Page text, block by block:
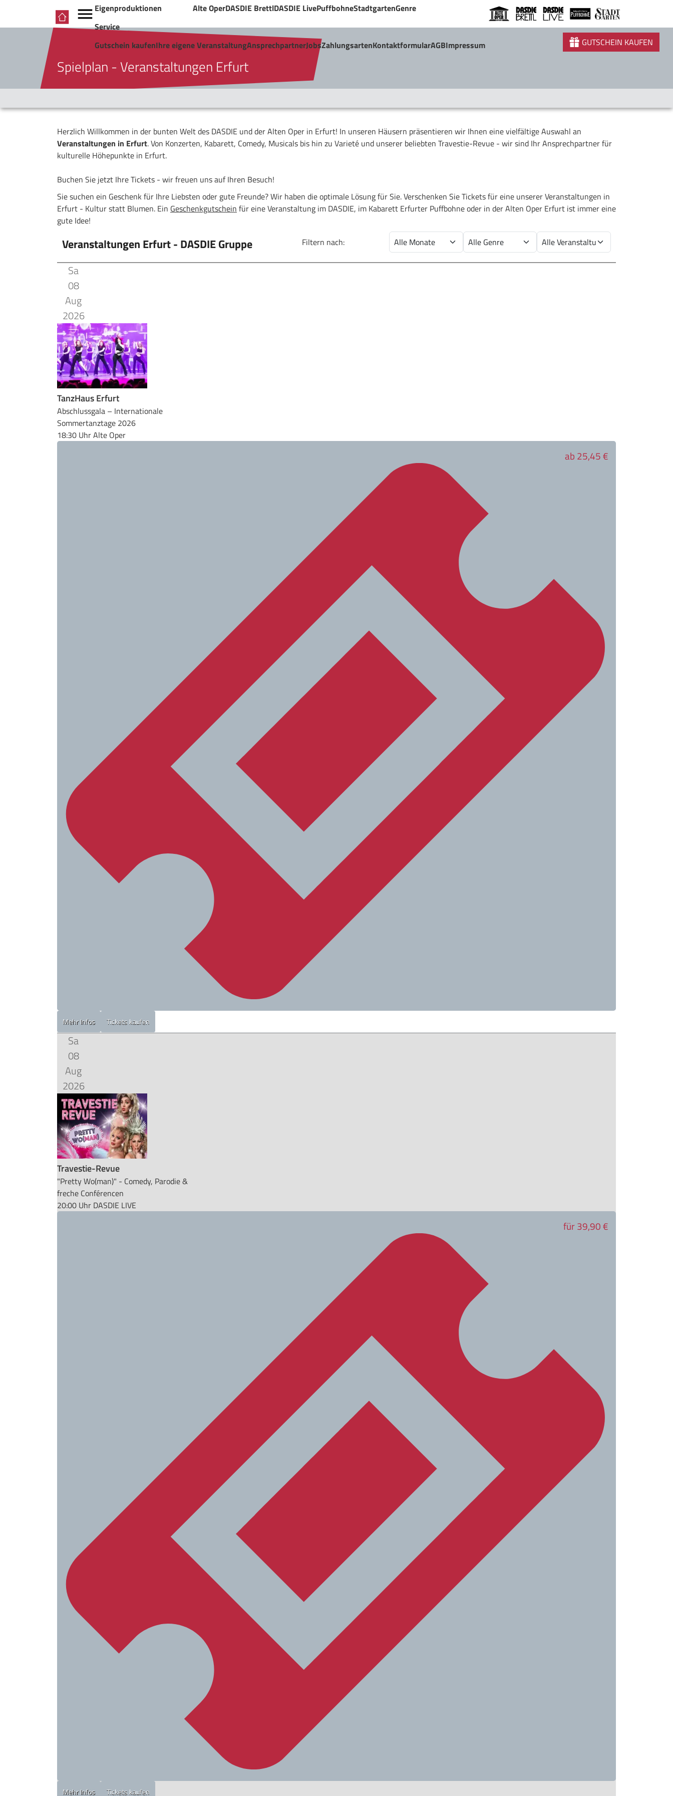
Eigenproduktionen Alte OperDASDIE BrettlDASDIE LivePuffbohneStadtgartenGenre
Service
Gutschein kaufenIhre eigene VeranstaltungAnsprechpartnerJobsZahlungsartenKontaktformularAGBImpressum
Spielplan - Veranstaltungen Erfurt
GUTSCHEIN KAUFEN
Herzlich Willkommen in der bunten Welt des DASDIE und der Alten Oper in Erfurt! In unseren Häusern präsentieren wir Ihnen eine vielfältige Auswahl an
Veranstaltungen in Erfurt. Von Konzerten, Kabarett, Comedy, Musicals bis hin zu Varieté und unserer beliebten Travestie-Revue - wir sind Ihr Ansprechpartner für
kulturelle Höhepunkte in Erfurt.
Buchen Sie jetzt Ihre Tickets - wir freuen uns auf Ihren Besuch!
Sie suchen ein Geschenk für Ihre Liebsten oder gute Freunde? Wir haben die optimale Lösung für Sie. Verschenken Sie Tickets für eine unserer Veranstaltungen in
Erfurt - Kultur statt Blumen. Ein Geschenkgutschein für eine Veranstaltung im DASDIE, im Kabarett Erfurter Puffbohne oder in der Alten Oper Erfurt ist immer eine
gute Idee!
Veranstaltungen Erfurt - DASDIE Gruppe Filtern nach:
Sa
08
Aug
2026
TanzHaus Erfurt
Abschlussgala – Internationale
Sommertanztage 2026
18:30 UhrAlte Oper
ab 25,45 €
Mehr Infos Tickets kaufen
Sa
08
Aug
2026
Travestie-Revue
"Pretty Wo(man)" - Comedy, Parodie &
freche Conférencen
20:00 Uhr DASDIE LIVE
für 39,90 €
Mehr Infos Tickets kaufen